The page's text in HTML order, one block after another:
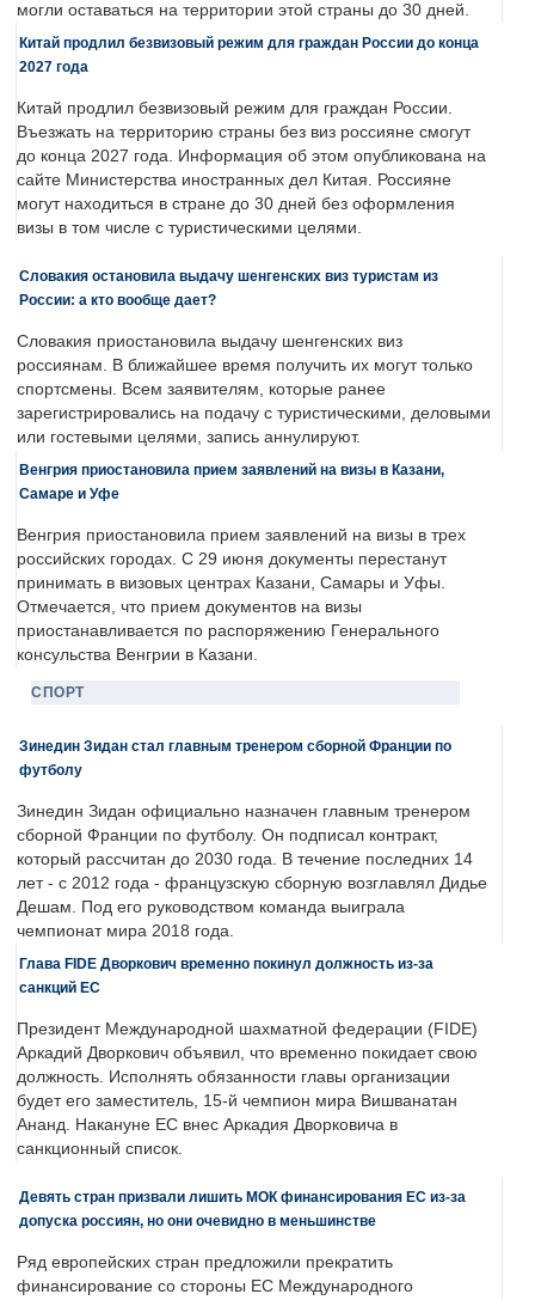
могли оставаться на территории этой страны до 30 дней.
Китай продлил безвизовый режим для граждан России до конца
2027 года
Китай продлил безвизовый режим для граждан России.
Въезжать на территорию страны без виз россияне смогут
до конца 2027 года. Информация об этом опубликована на
сайте Министерства иностранных дел Китая. Россияне
могут находиться в стране до 30 дней без оформления
визы в том числе с туристическими целями.
Словакия остановила выдачу шенгенских виз туристам из
России: а кто вообще дает?
Словакия приостановила выдачу шенгенских виз
россиянам. В ближайшее время получить их могут только
спортсмены. Всем заявителям, которые ранее
зарегистрировались на подачу с туристическими, деловыми
или гостевыми целями, запись аннулируют.
Венгрия приостановила прием заявлений на визы в Казани,
Самаре и Уфе
Венгрия приостановила прием заявлений на визы в трех
российских городах. С 29 июня документы перестанут
принимать в визовых центрах Казани, Самары и Уфы.
Отмечается, что прием документов на визы
приостанавливается по распоряжению Генерального
консульства Венгрии в Казани.
СПОРТ
Зинедин Зидан стал главным тренером сборной Франции по
футболу
Зинедин Зидан официально назначен главным тренером
сборной Франции по футболу. Он подписал контракт,
который рассчитан до 2030 года. В течение последних 14
лет - с 2012 года - французскую сборную возглавлял Дидье
Дешам. Под его руководством команда выиграла
чемпионат мира 2018 года.
Глава FIDE Дворкович временно покинул должность из-за
санкций ЕС
Президент Международной шахматной федерации (FIDE)
Аркадий Дворкович объявил, что временно покидает свою
должность. Исполнять обязанности главы организации
будет его заместитель, 15-й чемпион мира Вишванатан
Ананд. Накануне ЕС внес Аркадия Дворковича в
санкционный список.
Девять стран призвали лишить МОК финансирования ЕС из-за
допуска россиян, но они очевидно в меньшинстве
Ряд европейских стран предложили прекратить
финансирование со стороны ЕС Международного